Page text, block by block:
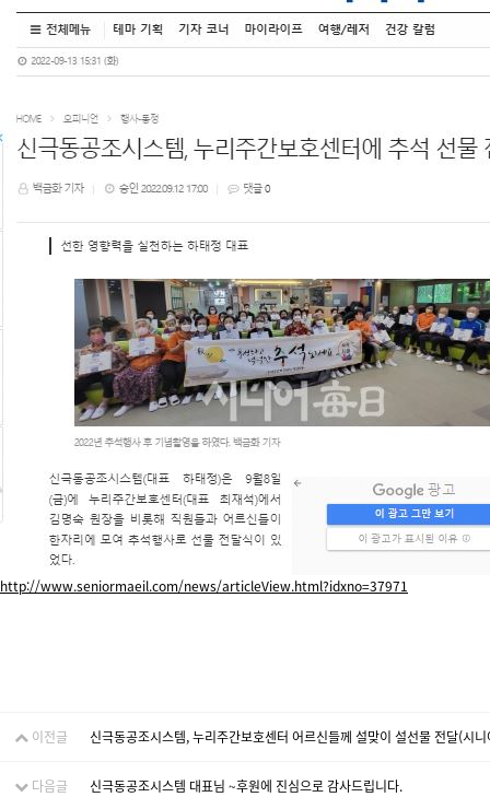
http://www.seniormaeil.com/news/articleView.html?idxno=37971
이전글 신극동공조시스템, 누리주간보호센터 어르신들께 설맞이 설선물 전달(시
다음글 신극동공조시스템 대표님 ~후원에 진심으로 감사드립니다.